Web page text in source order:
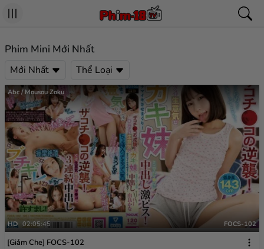
Phim Mini Mới Nhất
Mới Nhất Thể Loại
Abc / Mousou Zoku
HD 02:05:45 FOCS-102
[Giảm Che] FOCS-102